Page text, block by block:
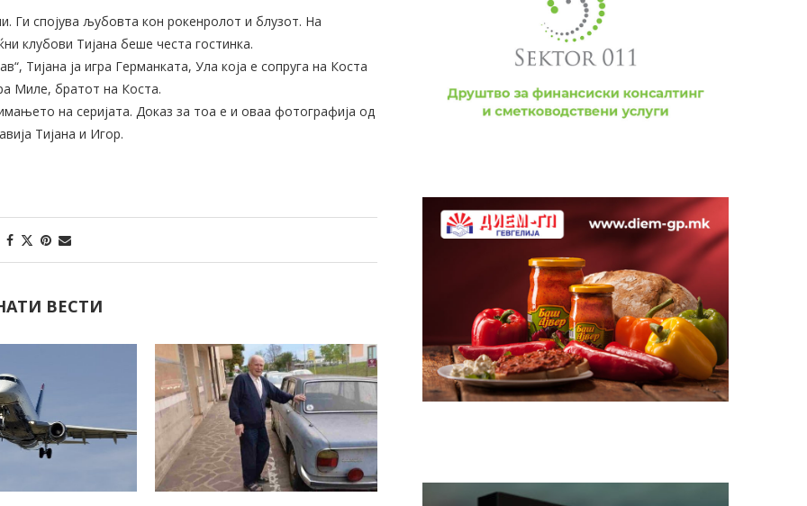
Ги спојува љубовта кон рокенролот и блузот. На
клубови Тијана беше честа гостинка.
Тијана ја игра Германката, Ула која е сопруга на Коста
Миле, братот на Коста.
на серијата. Доказ за тоа е и оваа фотографија од
Тијана и Игор.
ВЕСТИ